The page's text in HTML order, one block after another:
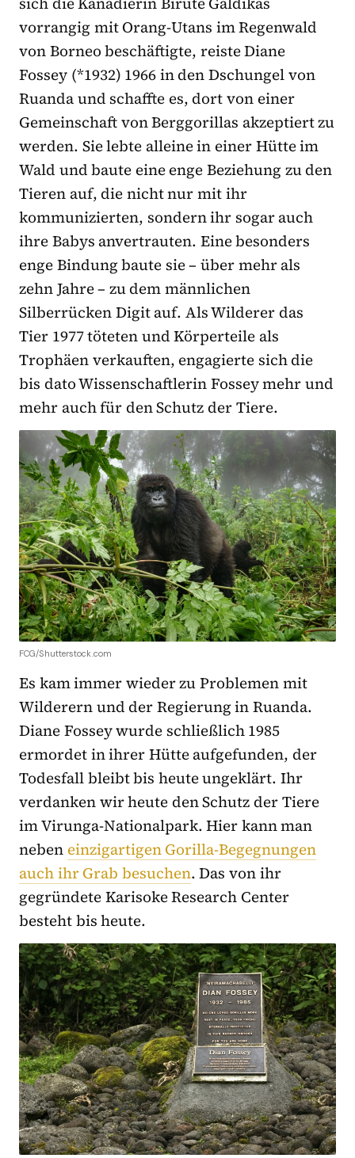
vorrangig mit Orang-Utans im Regenwald
von Borneo beschäftigte, reiste Diane
Fossey (*1932) 1966 in den Dschungel von
Ruanda und schaffte es, dort von einer
Gemeinschaft von Berggorillas akzeptiert zu
werden. Sie lebte alleine in einer Hütte im
Wald und baute eine enge Beziehung zu den
Tieren auf, die nicht nur mit ihr
kommunizierten, sondern ihr sogar auch
ihre Babys anvertrauten. Eine besonders
enge Bindung baute sie – über mehr als
zehn Jahre – zu dem männlichen
Silberrücken Digit auf. Als Wilderer das
Tier 1977 töteten und Körperteile als
Trophäen verkauften, engagierte sich die
bis dato Wissenschaftlerin Fossey mehr und
mehr auch für den Schutz der Tiere.
FCG/Shutterstock.com
Es kam immer wieder zu Problemen mit
Wilderern und der Regierung in Ruanda.
Diane Fossey wurde schließlich 1985
ermordet in ihrer Hütte aufgefunden, der
Todesfall bleibt bis heute ungeklärt. Ihr
verdanken wir heute den Schutz der Tiere
im Virunga-Nationalpark. Hier kann man
neben einzigartigen Gorilla-Begegnungen
auch ihr Grab besuchen. Das von ihr
gegründete Karisoke Research Center
besteht bis heute.